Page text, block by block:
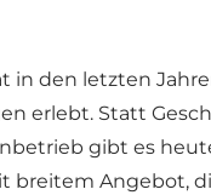
in den letzten
erlebt. Statt
gibt es
breitem Angebot,